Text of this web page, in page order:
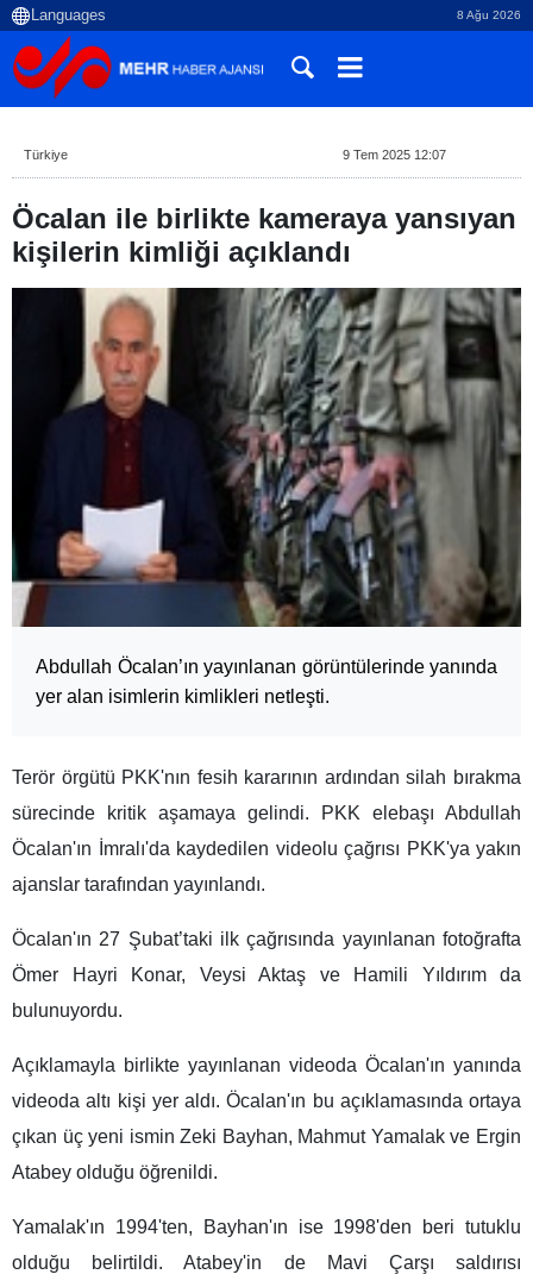
8 Ağu 2026
Türkiye 9 Tem 2025 12:07
Öcalan ile birlikte kameraya yansıyan
kişilerin kimliği açıklandı
Abdullah Öcalan’ın yayınlanan görüntülerinde yanında
yer alan isimlerin kimlikleri netleşti.
Terör örgütü PKK'nın fesih kararının ardından silah bırakma
sürecinde kritik aşamaya gelindi. PKK elebaşı Abdullah
Öcalan'ın İmralı'da kaydedilen videolu çağrısı PKK'ya yakın
ajanslar tarafından yayınlandı.
Öcalan'ın 27 Şubat’taki ilk çağrısında yayınlanan fotoğrafta
Ömer Hayri Konar, Veysi Aktaş ve Hamili Yıldırım da
bulunuyordu.
Açıklamayla birlikte yayınlanan videoda Öcalan'ın yanında
videoda altı kişi yer aldı. Öcalan'ın bu açıklamasında ortaya
çıkan üç yeni ismin Zeki Bayhan, Mahmut Yamalak ve Ergin
Atabey olduğu öğrenildi.
Yamalak'ın 1994'ten, Bayhan'ın ise 1998'den beri tutuklu
olduğu belirtildi. Atabey'in de Mavi Çarşı saldırısı